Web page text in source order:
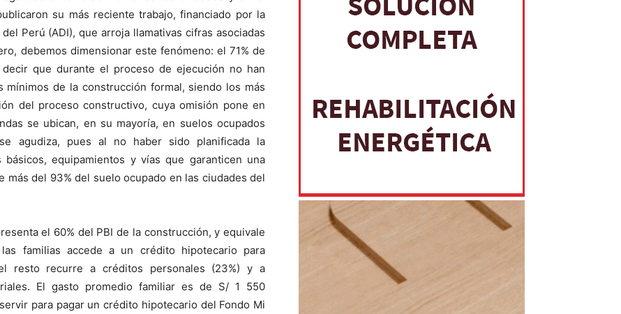
su más reciente trabajo, financiado por la
Perú (ADI), que arroja llamativas cifras asociadas
debemos dimensionar este fenómeno: el 71% de
que durante el proceso de ejecución no han
de la construcción formal, siendo los más
del proceso constructivo, cuya omisión pone en
se ubican, en su mayoría, en suelos ocupados
agudiza, pues al no haber sido planificada la
equipamientos y vías que garanticen una
más del 93% del suelo ocupado en las ciudades del
el 60% del PBI de la construcción, y equivale
familias accede a un crédito hipotecario para
resto recurre a créditos personales (23%) y a
El gasto promedio familiar es de S/ 1 550
para pagar un crédito hipotecario del Fondo Mi